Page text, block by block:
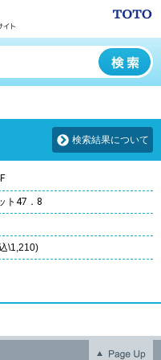
検索結果について
ト47．8
\1,210)